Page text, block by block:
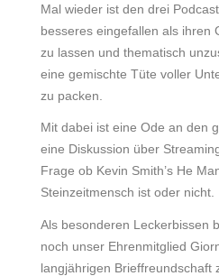
Mal wieder ist den drei
besseres eingefallen als ihren
zu lassen und thematisch
eine gemischte Tüte voller
zu packen.
Mit dabei ist eine Ode an den
eine Diskussion über
Frage ob Kevin Smith’s He
Steinzeitmensch ist oder nicht.
Als besonderen Leckerbissen
noch unser Ehrenmitglied
langjährigen Brieffreundschaft